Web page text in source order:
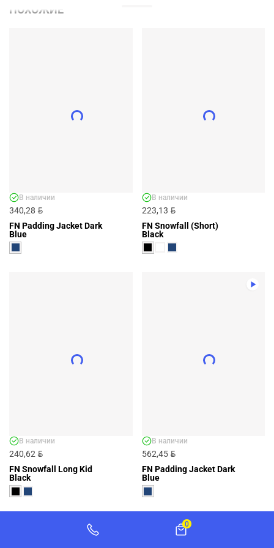
313,13BYN
ПОХОЖИЕ
340,28 BYN
В наличии
FN Padding Jacket Dark
Blue
223,13 BYN
В наличии
FN Snowfall (Short)
Black
240,62 BYN
В наличии
FN Snowfall Long Kid
Black
562,45 BYN
В наличии
FN Padding Jacket Dark
Blue
0